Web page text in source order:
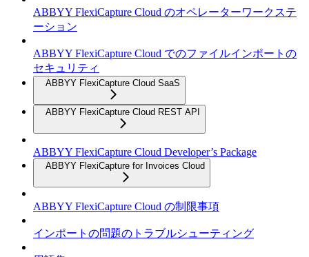
ABBYY FlexiCapture Cloud のオペレーターワークステ
ーション
ABBYY FlexiCapture Cloud でのファイルインポートの
セキュリティ
ABBYY FlexiCapture Cloud SaaS
ABBYY FlexiCapture Cloud REST API
ABBYY FlexiCapture Cloud Developer’s Package
ABBYY FlexiCapture for Invoices Cloud
ABBYY FlexiCapture Cloud の制限事項
インポートの問題のトラブルシューティング